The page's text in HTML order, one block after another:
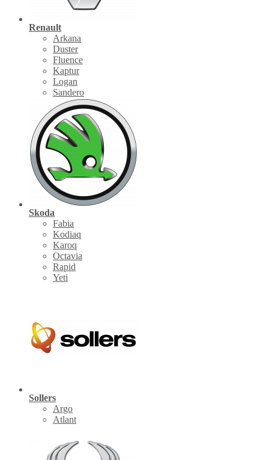
Renault
Arkana
Duster
Fluence
Kaptur
Logan
Sandero
Skoda
Fabia
Kodiaq
Karoq
Octavia
Rapid
Yeti
Sollers
Argo
Atlant